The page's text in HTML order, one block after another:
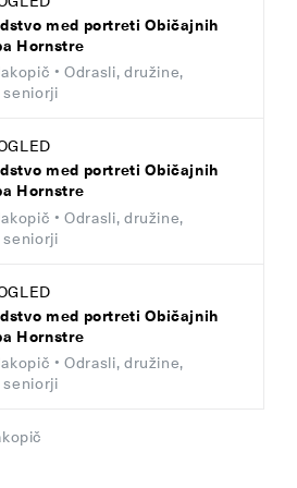
med portreti Običajnih
Hornstre
• Odrasli, družine,
seniorji
med portreti Običajnih
Hornstre
• Odrasli, družine,
seniorji
med portreti Običajnih
Hornstre
• Odrasli, družine,
seniorji